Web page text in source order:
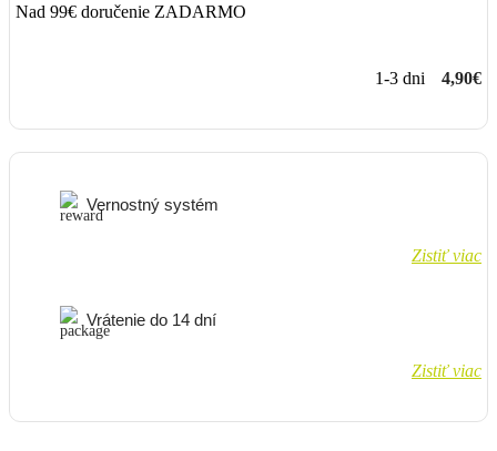
Nad 99€ doručenie ZADARMO
1-3 dni 4,90€
Vernostný systém
Zistiť viac
Vrátenie do 14 dní
Zistiť viac